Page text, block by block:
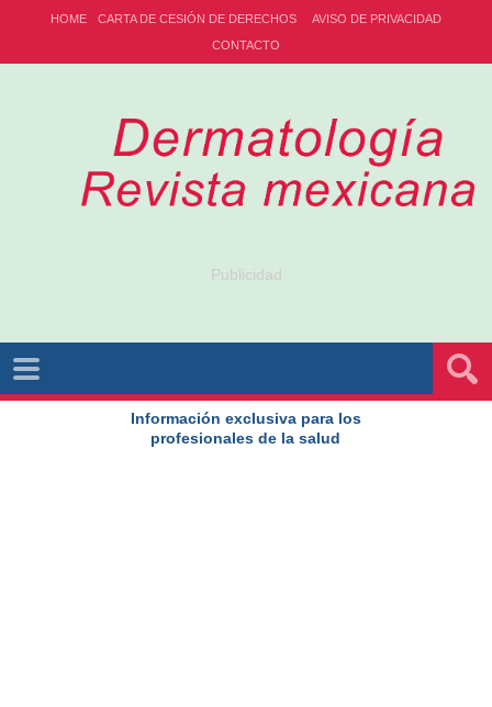
HOME CARTA DE CESIÓN DE DERECHOS
AVISO DE PRIVACIDAD
CONTACTO
Publicidad
Información exclusiva para los
profesionales de la salud